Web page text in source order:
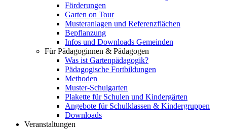
Förderungen
Garten on Tour
Musteranlagen und Referenzflächen
Bepflanzung
Infos und Downloads Gemeinden
Für Pädagoginnen & Pädagogen
Was ist Gartenpädagogik?
Pädagogische Fortbildungen
Methoden
Muster-Schulgarten
Plakette für Schulen und Kindergärten
Angebote für Schulklassen & Kindergruppen
Downloads
Veranstaltungen